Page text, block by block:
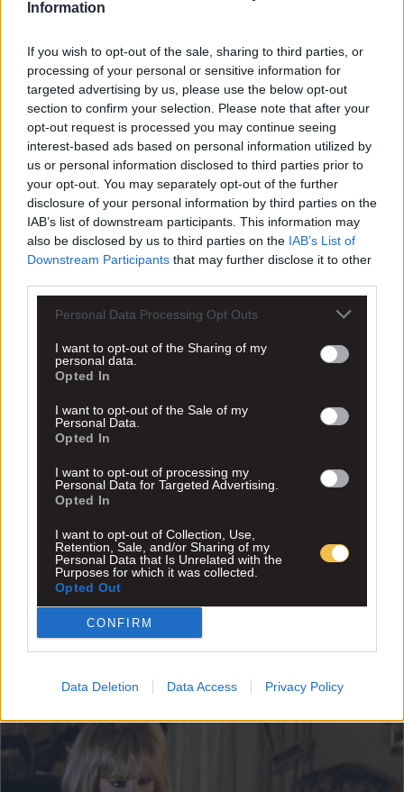
Information
If you wish to opt-out of the sale, sharing to third parties, or
processing of your personal or sensitive information for
targeted advertising by us, please use the below opt-out
section to confirm your selection. Please note that after your
opt-out request is processed you may continue seeing
interest-based ads based on personal information utilized by
us or personal information disclosed to third parties prior to
your opt-out. You may separately opt-out of the further
disclosure of your personal information by third parties on the
IAB’s list of downstream participants. This information may
also be disclosed by us to third parties on the IAB’s List of
Downstream Participants that may further disclose it to other
Personal Data Processing Opt Outs
I want to opt-out of the Sharing of my
personal data.
Opted In
I want to opt-out of the Sale of my
Personal Data.
Opted In
I want to opt-out of processing my
Personal Data for Targeted Advertising.
Opted In
I want to opt-out of Collection, Use,
Retention, Sale, and/or Sharing of my
Personal Data that Is Unrelated with the
Purposes for which it was collected.
Opted Out
CONFIRM
Data Deletion Data Access Privacy Policy